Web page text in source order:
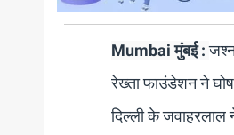
Mumbai मुंबई :
रेख्ता फाउंडेशन ने
दिल्ली के जवाहरलाल